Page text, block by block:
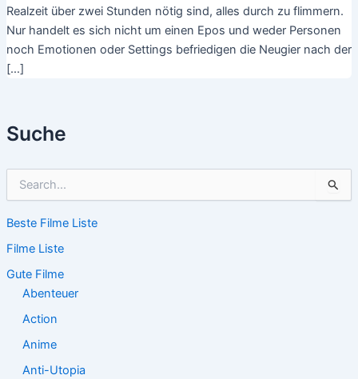
Suche
h
n
n
Beste Filme Liste
Filme Liste
Gute Filme
Abenteuer
Action
Anime
Anti-Utopia
Realzeit über zwei Stunden nötig sind, alles durch zu flimmern.
Nur handelt es sich nicht um einen Epos und weder Personen
noch Emotionen oder Settings befriedigen die Neugier nach der
[…]